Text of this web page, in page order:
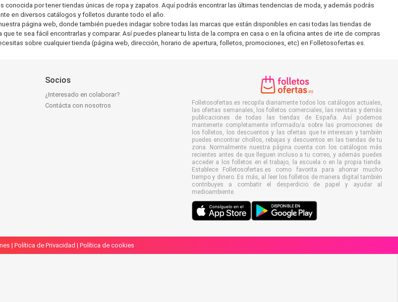
por tener tiendas únicas de ropa y zapatos. Aquí podrás encontrar las últimas tendencias de moda, y además podrás
en diversos catálogos y folletos durante todo el año.
página web, donde también puedes indagar sobre todas las marcas que están disponibles en casi todas las tiendas de
te sea fácil encontrarlas y comparar. Así puedes planear tu lista de la compra en casa o en la oficina antes de irte de compras
sobre cualquier tienda (página web, dirección, horario de apertura, folletos, promociones, etc) en Folletosofertas.es.
Socios
¿Interesado en colaborar?
Contácta con nosotros
Folletosofertas.es recopila diariamente todos los catálogos actuales,
las ofertas semanales, los folletos comerciales, las revistas y demás
publicaciones de todas las tiendas de España. Así podemos
mantenerte completamente informado/a sobre las promociones de
los folletos, los descuentos y las ofertas que te interesan y también
puedes encontrar chollos, rebajas y descuentos en las tiendas de tu
zona. Normalmente nuestra página cuenta con los catálogos más
recientes antes de que lleguen incluso a tu correo, y además puedes
acceder a los folletos en el trabajo, la escuela o en la propia tienda.
Establece Folletosofertas.es como favorita para ahorrar mucho
tiempo y dinero. Es más, al leer los folletos de manera digital también
contribuyes a combatir el desperdicio de papel y ayudar al
medioambiente.
| Política de Privacidad | Política de cookies